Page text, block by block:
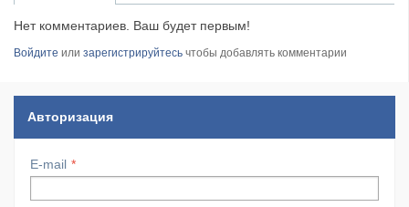
Нет комментариев. Ваш будет первым!
Войдите или зарегистрируйтесь чтобы добавлять комментарии
Авторизация
E-mail